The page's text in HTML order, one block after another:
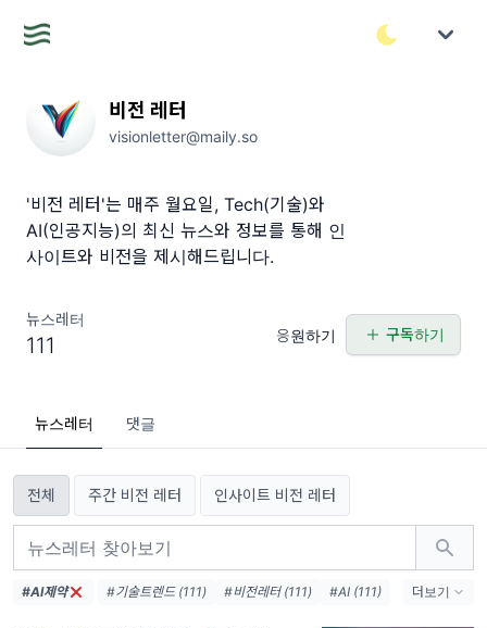
비전 레터
visionletter@maily.so
'비전 레터'는 매주 월요일, Tech(기술)와
AI(인공지능)의 최신 뉴스와 정보를 통해 인
사이트와 비전을 제시해드립니다.
뉴스레터
111 응원하기 구독하기
뉴스레터 댓글
전체 주간 비전 레터 인사이트 비전 레터
#AI제약 #기술트렌드 (111) #비전레터 (111)
#AI (111)
더보기